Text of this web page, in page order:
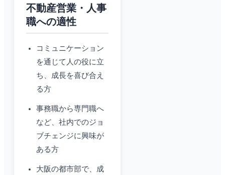
不動産営業・人事
職への適性
コミュニケーション
を通じて人の役に立
ち、成長を喜び合え
る方
事務職から専門職へ
など、社内でのジョ
ブチェンジに興味が
ある方
大阪の都市部で、成